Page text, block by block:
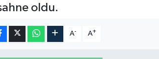
oldu.
A- A+